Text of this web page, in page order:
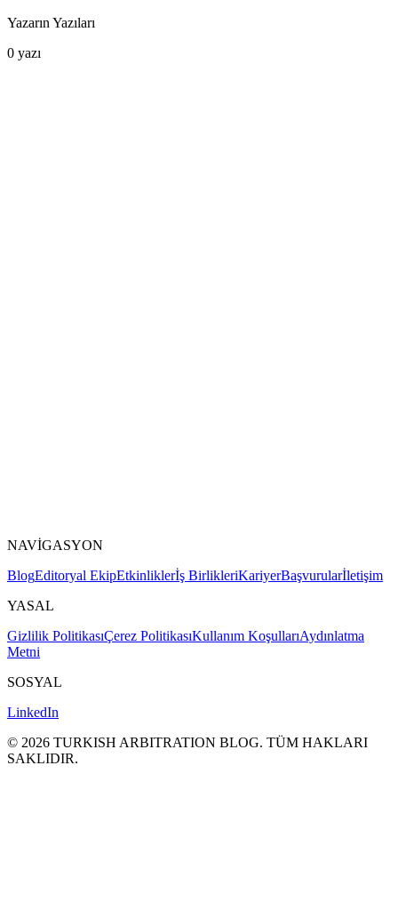
Yazarın Yazıları
0 yazı
NAVİGASYON
BlogEditoryal EkipEtkinliklerİş BirlikleriKariyerBaşvurularİletişim
YASAL
Gizlilik PolitikasıÇerez PolitikasıKullanım KoşullarıAydınlatma
Metni
SOSYAL
LinkedIn
© 2026 TURKISH ARBITRATION BLOG. TÜM HAKLARI
SAKLΙDIR.